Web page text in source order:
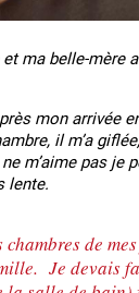
ma belle-
mon arrivée
il m’a
m’aime pas
lente.
de
Je devais